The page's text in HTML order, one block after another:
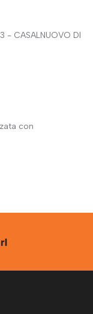
- CASALNUOVO DI
con